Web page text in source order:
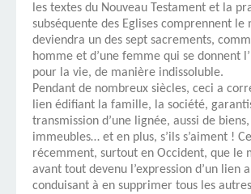
les textes du Nouveau Testament et la
subséquente des Eglises comprennent le
deviendra un des sept sacrements,
homme et d’une femme qui se donnent
pour la vie, de manière indissoluble.
Pendant de nombreux siècles, ceci a
lien édifiant la famille, la société,
transmission d’une lignée, aussi de
immeubles… et en plus, s’ils s’aiment !
récemment, surtout en Occident, que le
avant tout devenu l’expression d’un lien
conduisant à en supprimer tous les